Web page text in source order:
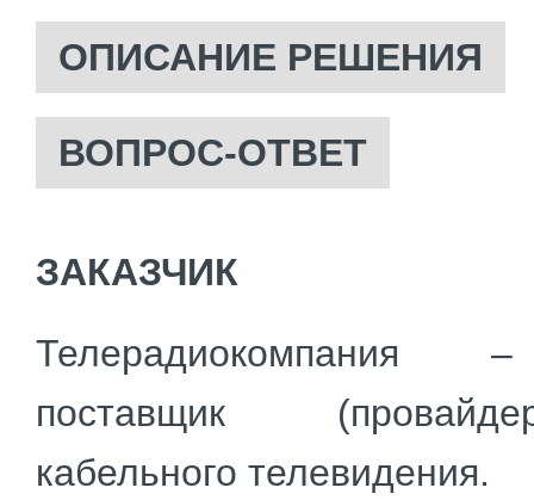
ОПИСАНИЕ РЕШЕНИЯ
ВОПРОС-ОТВЕТ
ЗАКАЗЧИК
Телерадиокомпания
поставщик
кабельного телевидения.